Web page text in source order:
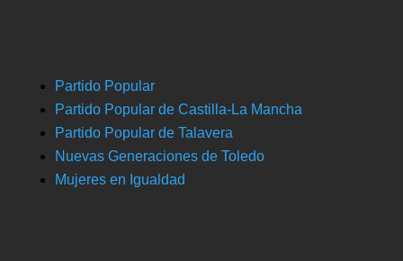
Partido Popular
Partido Popular de Castilla-La Mancha
Partido Popular de Talavera
Nuevas Generaciones de Toledo
Mujeres en Igualdad